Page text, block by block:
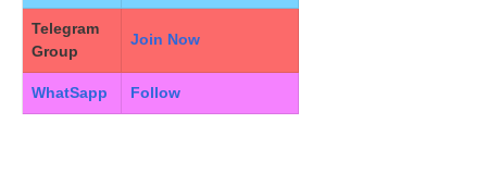
Telegram
Group
Join Now
WhatSapp Follow